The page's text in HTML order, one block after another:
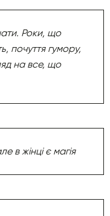
Роки, що
почуття гумору,
на все, що
в жінці є магія